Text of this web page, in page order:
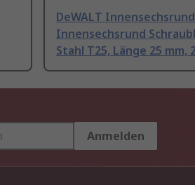
DeWALT Innensechsrund
Innensechsrund
Stahl T25, Länge 25 mm,
Anmelden